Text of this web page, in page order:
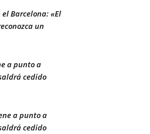
Barcelona: «El
un
a punto a
cedido
a punto a
cedido